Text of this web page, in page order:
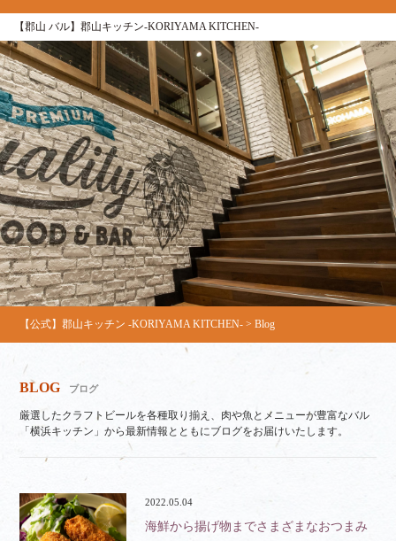
【郡山 バル】郡山キッチン-KORIYAMA KITCHEN-
【公式】郡山キッチン -KORIYAMA KITCHEN- >Blog
BLOG ブログ
厳選したクラフトビールを各種取り揃え、肉や魚とメニューが豊富なバル
「横浜キッチン」から最新情報とともにブログをお届けいたします。
2022.05.04
海鮮から揚げ物までさまざまなおつまみ